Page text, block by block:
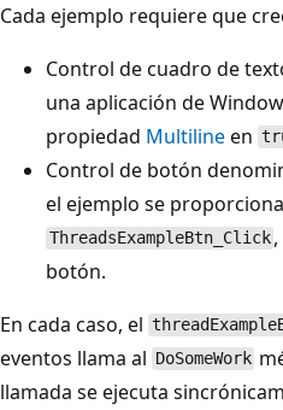
Cada ejemplo requiere que
Control de cuadro de
una aplicación de
propiedad Multilineen
Control de botón
el ejemplo se
ThreadsExampleBtn_Click
botón.
En cada caso, el
eventos llama al DoSomeWork
llamada se ejecuta